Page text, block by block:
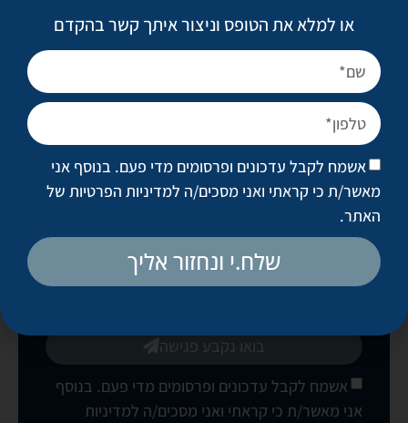
לקביעת פגישת ייעוץ
אשמח לקבל עדכונים ופרסומים מדי פעם. בנוסף
אני מאשר/ת כי קראתי ואני מסכים/ה למדיניות
בואו נקבע פגישה
או למלא את הטופס וניצור איתך קשר בהקדם
אשמח לקבל עדכונים ופרסומים מדי פעם. בנוסף אני
מאשר/ת כי קראתי ואני מסכים/ה למדיניות הפרטיות של
האתר.
שלח.י ונחזור אליך